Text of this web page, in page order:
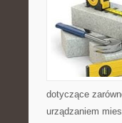
dotyczące
urządzaniem